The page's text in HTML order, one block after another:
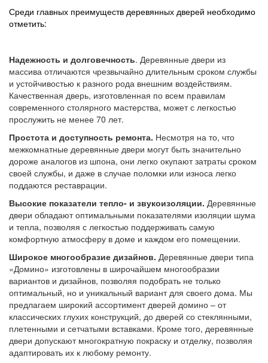
Среди главных преимуществ деревянных дверей необходимо
отметить:
Надежность и долговечность. Деревянные двери из
массива отличаются чрезвычайно длительным сроком службы
и устойчивостью к разного рода внешним воздействиям.
Качественная дверь, изготовленная по всем правилам
современного столярного мастерства, может с легкостью
прослужить не менее 70 лет.
Простота и доступность ремонта. Несмотря на то, что
межкомнатные деревянные двери могут быть значительно
дороже аналогов из шпона, они легко окупают затраты сроком
своей службы, и даже в случае поломки или износа легко
поддаются реставрации.
Высокие показатели тепло- и звукоизоляции. Деревянные
двери обладают оптимальными показателями изоляции шума
и тепла, позволяя с легкостью поддерживать самую
комфортную атмосферу в доме и каждом его помещении.
Широкое многообразие дизайнов. Деревянные двери типа
«Домино» изготовлены в широчайшем многообразии
вариантов и дизайнов, позволяя подобрать не только
оптимальный, но и уникальный вариант для своего дома. Мы
предлагаем широкий ассортимент дверей домино – от
классических глухих конструкций, до дверей со стеклянными,
плетенными и сетчатыми вставками. Кроме того, деревянные
двери допускают многократную покраску и отделку, позволяя
адаптировать их к любому ремонту.